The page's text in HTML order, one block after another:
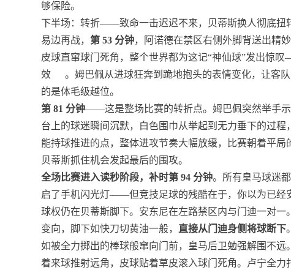
够保险。
下半场：转折——致命一击迟迟不来，贝蒂斯换人彻底扭
易边再战，第 53 分钟，阿诺德在禁区右侧外脚背送出精
皮球直窜球门死角，整个世界都为这记“神仙球”发出惊
效
。姆巴佩从进球狂奔到跪地抱头的表情变化，让客
的是体毛级越位。
第 81 分钟——这是整场比赛的转折点。姆巴佩突然举手
台上的球迷瞬间沉默，白色围巾从举起到无力垂下的过
能持球推进的点，整体进攻节奏大幅放缓，比赛朝着平局
贝蒂斯抓住机会发起最后的围攻。
全场比赛进入读秒阶段，补时第 94 分钟。所有皇马球迷
启了手机闪光灯——但竞技足球的残酷在于，你以为已经
球权仍在贝蒂斯脚下。安东尼在左路禁区内与门迪一对
变向，脚下如快刀切黄油一般， 直接从门迪身侧将球断下
如被全力掷出的棒球般窜向门前，皇马后卫勉强解围不
着来球推射远角，皮球贴着草皮滚入球门死角。卢宁全